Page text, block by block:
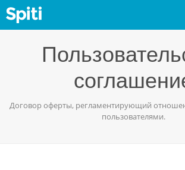
жилье
Договор оферты, регламентирующий
пользователями.